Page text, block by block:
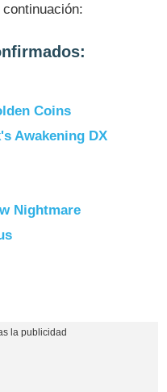
Coins
Awakening DX
Nightmare